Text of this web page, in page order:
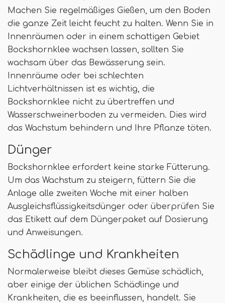
Machen Sie regelmäßiges Gießen, um den Boden
die ganze Zeit leicht feucht zu halten. Wenn Sie in
Innenräumen oder in einem schattigen Gebiet
Bockshornklee wachsen lassen, sollten Sie
wachsam über das Bewässerung sein.
Innenräume oder bei schlechten
Lichtverhältnissen ist es wichtig, die
Bockshornklee nicht zu übertreffen und
Wasserschweinerboden zu vermeiden. Dies wird
das Wachstum behindern und Ihre Pflanze töten.
Dünger
Bockshornklee erfordert keine starke Fütterung.
Um das Wachstum zu steigern, füttern Sie die
Anlage alle zweiten Woche mit einer halben
Ausgleichsflüssigkeitsdünger oder überprüfen Sie
das Etikett auf dem Düngerpaket auf Dosierung
und Anweisungen.
Schädlinge und Krankheiten
Normalerweise bleibt dieses Gemüse schädlich,
aber einige der üblichen Schädlinge und
Krankheiten, die es beeinflussen, handelt. Sie